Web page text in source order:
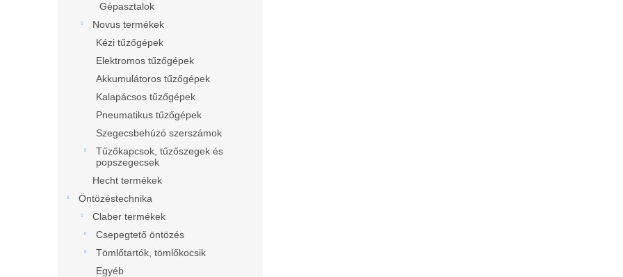
Gépasztalok
Novus termékek
Kézi tűzőgépek
Elektromos tűzőgépek
Akkumulátoros tűzőgépek
Kalapácsos tűzőgépek
Pneumatikus tűzőgépek
Szegecsbehúzó szerszámok
Tűzőkapcsok, tűzőszegek és
popszegecsek
Hecht termékek
Öntözéstechnika
Claber termékek
Csepegtető öntözés
Tömlőtartók, tömlőkocsik
Egyéb